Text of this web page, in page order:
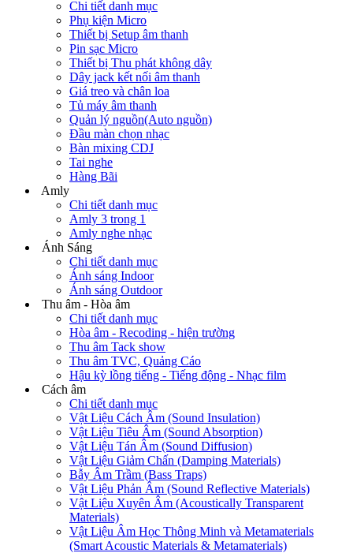
Chi tiết danh mục
Phụ kiện Micro
Thiết bị Setup âm thanh
Pin sạc Micro
Thiết bị Thu phát không dây
Dây jack kết nối âm thanh
Giá treo và chân loa
Tủ máy âm thanh
Quản lý nguồn(Auto nguồn)
Đầu màn chọn nhạc
Bàn mixing CDJ
Tai nghe
Hàng Bãi
Amly
Chi tiết danh mục
Amly 3 trong 1
Amly nghe nhạc
Ánh Sáng
Chi tiết danh mục
Ánh sáng Indoor
Ánh sáng Outdoor
Thu âm - Hòa âm
Chi tiết danh mục
Hòa âm - Recoding - hiện trường
Thu âm Tack show
Thu âm TVC, Quảng Cáo
Hậu kỳ lồng tiếng - Tiếng động - Nhạc film
Cách âm
Chi tiết danh mục
Vật Liệu Cách Âm (Sound Insulation)
Vật Liệu Tiêu Âm (Sound Absorption)
Vật Liệu Tán Âm (Sound Diffusion)
Vật Liệu Giảm Chấn (Damping Materials)
Bẫy Âm Trầm (Bass Traps)
Vật Liệu Phản Âm (Sound Reflective Materials)
Vật Liệu Xuyên Âm (Acoustically Transparent
Materials)
Vật Liệu Âm Học Thông Minh và Metamaterials
(Smart Acoustic Materials & Metamaterials)